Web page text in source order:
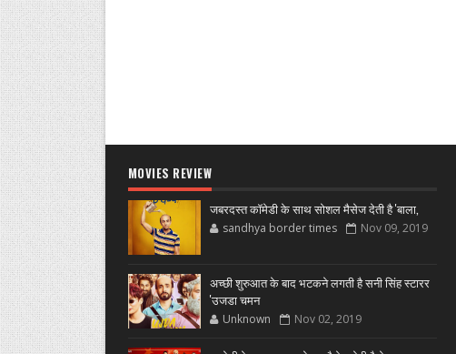
MOVIES REVIEW
जबरदस्त कॉमेडी के साथ सोशल मैसेज देती है 'बाला,
sandhya border times Nov 09, 2019
अच्छी शुरुआत के बाद भटकने लगती है सनी सिंह स्टारर
'उजडा चमन
Unknown Nov 02, 2019